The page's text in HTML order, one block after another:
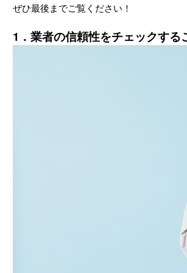
ぜひ最後までご覧ください！
1．業者の信頼性をチェックする